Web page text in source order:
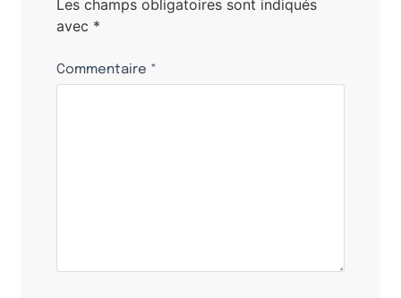
Les champs obligatoires sont indiqués
avec *
Commentaire *